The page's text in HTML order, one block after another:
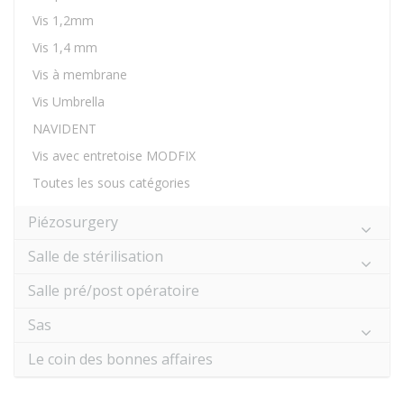
Vis 1,2mm
Vis 1,4 mm
Vis à membrane
Vis Umbrella
NAVIDENT
Vis avec entretoise MODFIX
Toutes les sous catégories
Piézosurgery
Salle de stérilisation
Salle pré/post opératoire
Sas
Le coin des bonnes affaires